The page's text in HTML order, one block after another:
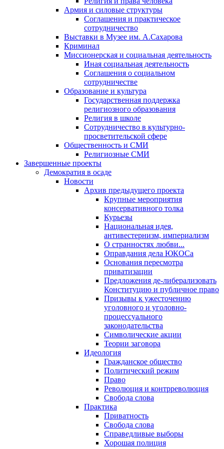
Армия и силовые структуры
Соглашения и практическое
сотрудничество
Выставки в Музее им. А.Сахарова
Криминал
Миссионерская и социальная деятельность
Иная социальная деятельность
Соглашения о социальном
сотрудничестве
Образование и культура
Государственная поддержка
религиозного образования
Религия в школе
Сотрудничество в культурно-
просветительской сфере
Общественность и СМИ
Религиозные СМИ
Завершенные проекты
Демократия в осаде
Новости
Архив предыдущего проекта
Крупные мероприятия
консервативного толка
Курьезы
Национальная идея,
антивестернизм, империализм
О странностях любви...
Оправдания дела ЮКОСа
Основания пересмотра
приватизации
Предложения де-либерализовать
Конституцию и публичное право
Призывы к ужесточению
уголовного и уголовно-
процессуального
законодательства
Символические акции
Теории заговора
Идеология
Гражданское общество
Политический режим
Право
Революция и контрреволюция
Свобода слова
Практика
Приватность
Свобода слова
Справедливые выборы
Хорошая полиция